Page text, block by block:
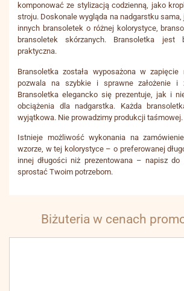
komponować ze stylizacją codzienną, jako
stroju. Doskonale wygląda na nadgarstku
innych bransoletek o różnej kolorystyce,
bransoletek skórzanych. Bransoletka jest
praktyczna.
Bransoletka została wyposażona w zapięcie
pozwala na szybkie i sprawne założenie i
Bransoletka elegancko się prezentuje, jak i
obciążenia dla nadgarstka. Każda
wyjątkowa. Nie prowadzimy produkcji taśmowej.
Istnieje możliwość wykonania na
wzorze, w tej kolorystyce – o preferowanej
innej długości niż prezentowana – napisz do
sprostać Twoim potrzebom.
Biżuteria w cenach